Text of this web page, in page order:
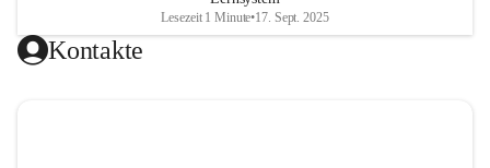
Lesezeit 1 Minute•17. Sept. 2025
Kontakte